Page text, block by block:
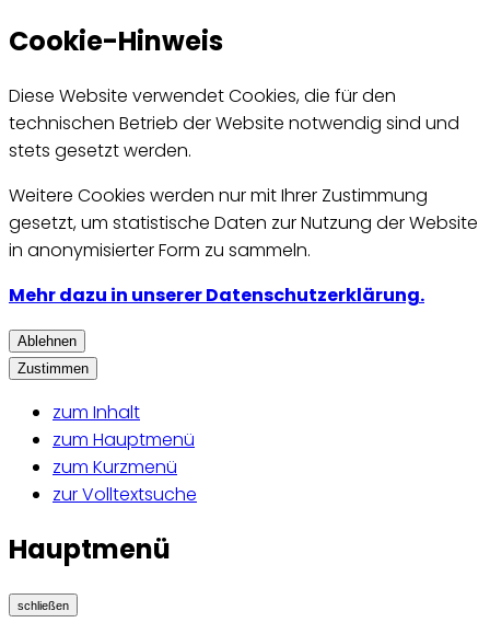
Cookie-Hinweis
Diese Website verwendet Cookies, die für den
technischen Betrieb der Website notwendig sind und
stets gesetzt werden.
Weitere Cookies werden nur mit Ihrer Zustimmung
gesetzt, um statistische Daten zur Nutzung der Website
in anonymisierter Form zu sammeln.
Mehr dazu in unserer Datenschutzerklärung.
Ablehnen
Zustimmen
zum Inhalt
zum Hauptmenü
zum Kurzmenü
zur Volltextsuche
Hauptmenü
schließen